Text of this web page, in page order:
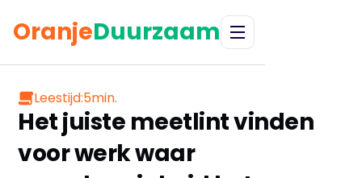
OranjeDuurzaam
Leestijd:5min.
Het juiste meetlint vinden
voor werk waar